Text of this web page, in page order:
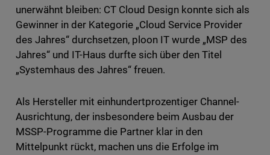
unerwähnt bleiben: CT Cloud Design konnte sich als
Gewinner in der Kategorie „Cloud Service Provider
des Jahres“ durchsetzen, ploon IT wurde „MSP des
Jahres“ und IT-Haus durfte sich über den Titel
„Systemhaus des Jahres“ freuen.
Als Hersteller mit einhundertprozentiger Channel-
Ausrichtung, der insbesondere beim Ausbau der
MSSP-Programme die Partner klar in den
Mittelpunkt rückt, machen uns die Erfolge im